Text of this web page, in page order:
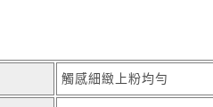
觸感細緻上粉均勻